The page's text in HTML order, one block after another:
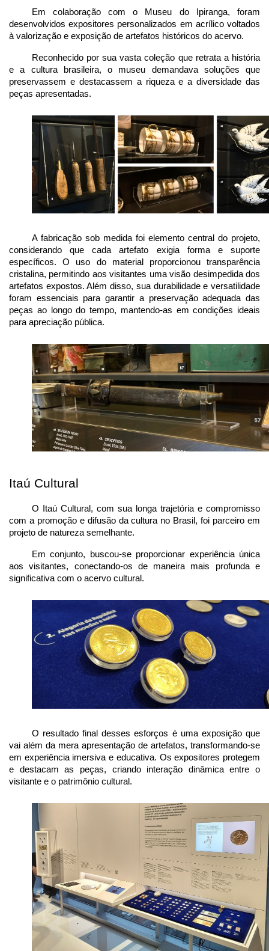
Em colaboração com o Museu do Ipiranga, foram
desenvolvidos expositores personalizados em acrílico voltados
à valorização e exposição de artefatos históricos do acervo.
Reconhecido por sua vasta coleção que retrata a história
e a cultura brasileira, o museu demandava soluções que
preservassem e destacassem a riqueza e a diversidade das
peças apresentadas.
A fabricação sob medida foi elemento central do projeto,
considerando que cada artefato exigia forma e suporte
específicos. O uso do material proporcionou transparência
cristalina, permitindo aos visitantes uma visão desimpedida dos
artefatos expostos. Além disso, sua durabilidade e versatilidade
foram essenciais para garantir a preservação adequada das
peças ao longo do tempo, mantendo-as em condições ideais
para apreciação pública.
Itaú Cultural
O Itaú Cultural, com sua longa trajetória e compromisso
com a promoção e difusão da cultura no Brasil, foi parceiro em
projeto de natureza semelhante.
Em conjunto, buscou-se proporcionar experiência única
aos visitantes, conectando-os de maneira mais profunda e
significativa com o acervo cultural.
O resultado final desses esforços é uma exposição que
vai além da mera apresentação de artefatos, transformando-se
em experiência imersiva e educativa. Os expositores protegem
e destacam as peças, criando interação dinâmica entre o
visitante e o patrimônio cultural.